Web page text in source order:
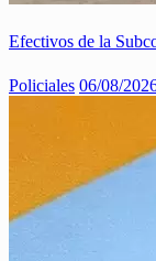
Efectivos de la
Policiales 06/08/